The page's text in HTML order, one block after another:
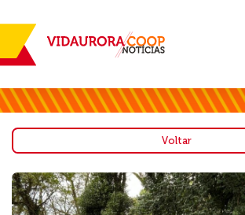
Voltar